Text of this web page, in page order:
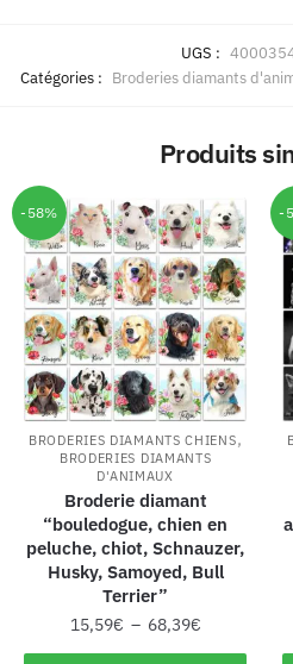
UGS :
Catégories : Broderies diamants
Produits
-58%
BRODERIES DIAMANTS CHIENS,
BRODERIES DIAMANTS
D'ANIMAUX
Broderie diamant
“bouledogue, chien en
peluche, chiot, Schnauzer,
Husky, Samoyed, Bull
Terrier”
15,59€ – 68,39€
-